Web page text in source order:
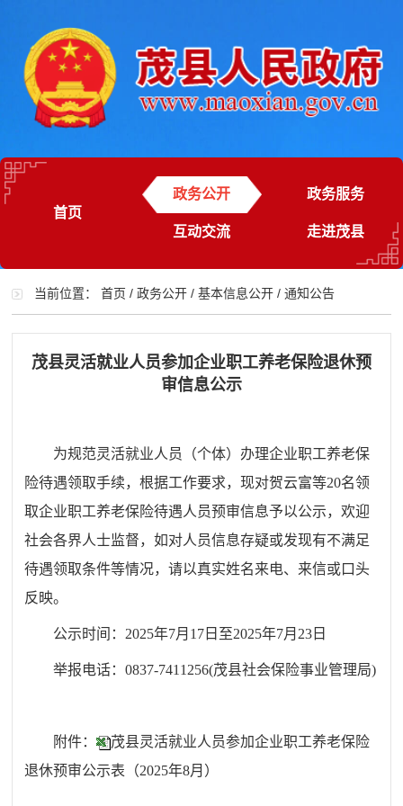
首页
政务公开 政务服务
互动交流 走进茂县
当前位置：首页 /政务公开 /基本信息公开 /通知公告
茂县灵活就业人员参加企业职工养老保险退休预
审信息公示
为规范灵活就业人员（个体）办理企业职工养老保
险待遇领取手续，根据工作要求，现对贺云富等20名领
取企业职工养老保险待遇人员预审信息予以公示，欢迎
社会各界人士监督，如对人员信息存疑或发现有不满足
待遇领取条件等情况，请以真实姓名来电、来信或口头
反映。
公示时间：2025年7月 17 日至2025年7月 23 日
举报电话：0837-7411256(茂县社会保险事业管理局)
附件：
茂县灵活就业人员参加企业职工养老保险
退休预审公示表（2025年8月）